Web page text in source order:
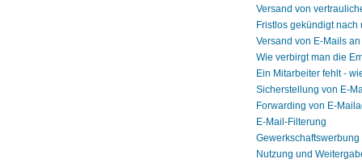
Versand von
Fristlos gekündigt
Versand von E-Mails
Wie verbirgt man die
Ein Mitarbeiter fehlt -
Sicherstellung von E-
Forwarding von E-
E-Mail-Filterung
Nutzung und